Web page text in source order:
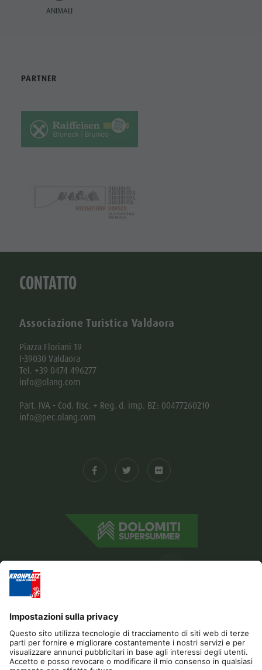
ANIMALI
PARTNER
CONTATTO
Associazione Turistica Valdaora
Piazza Floriani 19
I-39030 Valdaora
Tel. +39 0474 496277
info@olang.com
Part. IVA - Cod. fisc. + Reg. d. imp. BZ: 00477260210
info@pec.olang.com